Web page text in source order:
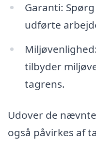
Garanti:
udførte
tilbyder
tagrens.
Udover de
også påvirkes af